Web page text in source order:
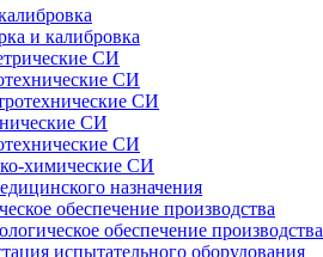
и калибровка
СИ
СИ
СИ
СИ
СИ
химические СИ
назначения
обеспечение производства
обеспечение производства
испытательного оборудования